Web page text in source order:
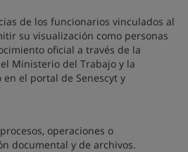
de los funcionarios vinculados al
su visualización como personas
oficial a través de la
Ministerio del Trabajo y la
el portal de Senescyt y
operaciones o
documental y de archivos.